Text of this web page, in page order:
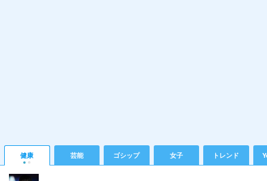
健康 芸能 ゴシップ 女子 トレンド